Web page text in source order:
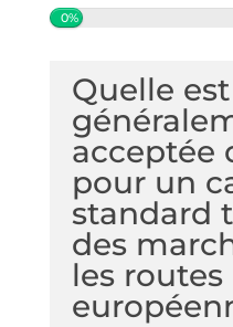
0%
Quelle
acceptée
pour un
standard
des
les routes